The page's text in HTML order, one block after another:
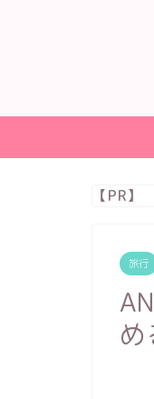
【PR】
旅行